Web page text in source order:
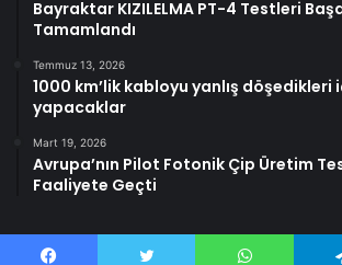
Bayraktar KIZILELMA PT-4 Testleri
Tamamlandı
Temmuz 13, 2026
1000 km’lik kabloyu yanlış döşedikleri
yapacaklar
Mart 19, 2026
Avrupa’nın Pilot Fotonik Çip Üretim
Faaliyete Geçti